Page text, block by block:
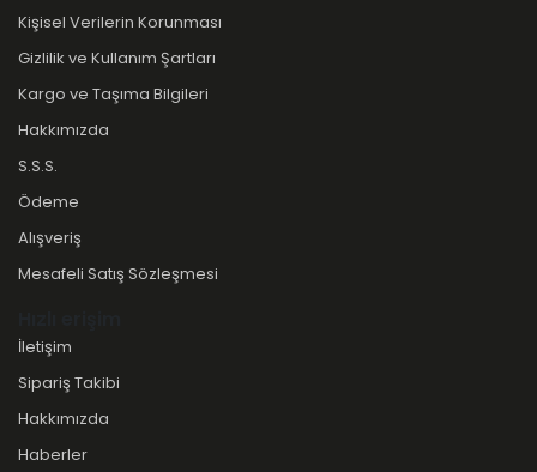
Kişisel Verilerin Korunması
Gizlilik ve Kullanım Şartları
Kargo ve Taşıma Bilgileri
Hakkımızda
S.S.S.
Ödeme
Alışveriş
Mesafeli Satış Sözleşmesi
İletişim
Sipariş Takibi
Hakkımızda
Haberler